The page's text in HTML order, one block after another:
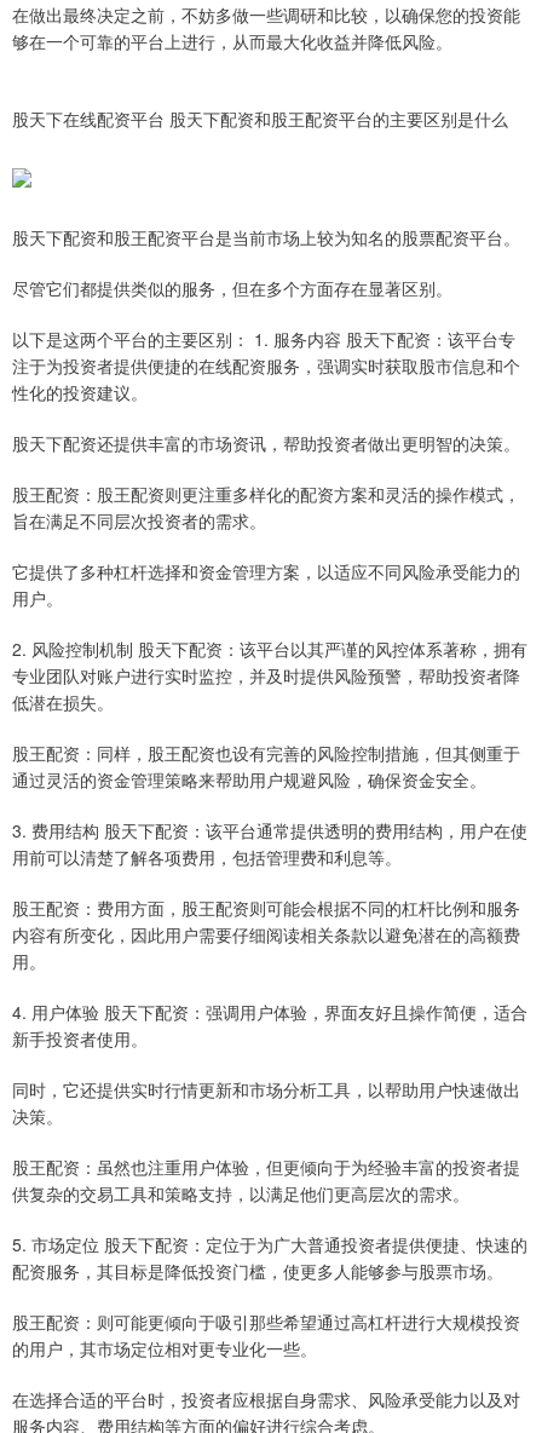
在做出最终决定之前，不妨多做一些调研和比较，以确保您的投资能
够在一个可靠的平台上进行，从而最大化收益并降低风险。
股天下在线配资平台 股天下配资和股王配资平台的主要区别是什么
股天下配资和股王配资平台是当前市场上较为知名的股票配资平台。
尽管它们都提供类似的服务，但在多个方面存在显著区别。
以下是这两个平台的主要区别： 1. 服务内容 股天下配资：该平台专
注于为投资者提供便捷的在线配资服务，强调实时获取股市信息和个
性化的投资建议。
股天下配资还提供丰富的市场资讯，帮助投资者做出更明智的决策。
股王配资：股王配资则更注重多样化的配资方案和灵活的操作模式，
旨在满足不同层次投资者的需求。
它提供了多种杠杆选择和资金管理方案，以适应不同风险承受能力的
用户。
2. 风险控制机制 股天下配资：该平台以其严谨的风控体系著称，拥有
专业团队对账户进行实时监控，并及时提供风险预警，帮助投资者降
低潜在损失。
股王配资：同样，股王配资也设有完善的风险控制措施，但其侧重于
通过灵活的资金管理策略来帮助用户规避风险，确保资金安全。
3. 费用结构 股天下配资：该平台通常提供透明的费用结构，用户在使
用前可以清楚了解各项费用，包括管理费和利息等。
股王配资：费用方面，股王配资则可能会根据不同的杠杆比例和服务
内容有所变化，因此用户需要仔细阅读相关条款以避免潜在的高额费
用。
4. 用户体验 股天下配资：强调用户体验，界面友好且操作简便，适合
新手投资者使用。
同时，它还提供实时行情更新和市场分析工具，以帮助用户快速做出
决策。
股王配资：虽然也注重用户体验，但更倾向于为经验丰富的投资者提
供复杂的交易工具和策略支持，以满足他们更高层次的需求。
5. 市场定位 股天下配资：定位于为广大普通投资者提供便捷、快速的
配资服务，其目标是降低投资门槛，使更多人能够参与股票市场。
股王配资：则可能更倾向于吸引那些希望通过高杠杆进行大规模投资
的用户，其市场定位相对更专业化一些。
在选择合适的平台时，投资者应根据自身需求、风险承受能力以及对
服务内容、费用结构等方面的偏好进行综合考虑。